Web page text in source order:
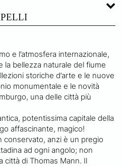
e l’atmosfera internazionale,
la bellezza naturale del fiume
storiche d’arte e le nuove
monumentale e le novità
una delle città più
potentissima capitale della
affascinante, magico!
conservato, anzi è un pregio
ad ogni angolo; non
città di Thomas Mann. Il